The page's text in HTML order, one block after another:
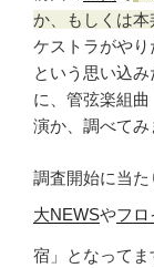
か、もしくは
ケストラがやり
という思い込
に、管弦楽組
演か、調べてみ
調査開始に当た
大NEWSやフロ
宿」となって